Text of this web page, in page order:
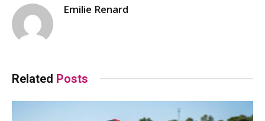
Emilie Renard
Related Posts